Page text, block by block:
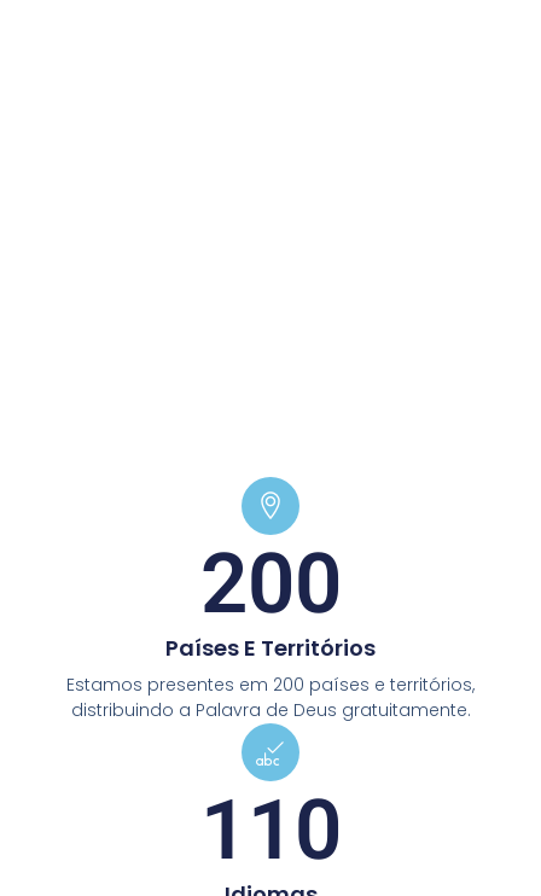
200
Países E Territórios
Estamos presentes em 200 países e territórios,
distribuindo a Palavra de Deus gratuitamente.
110